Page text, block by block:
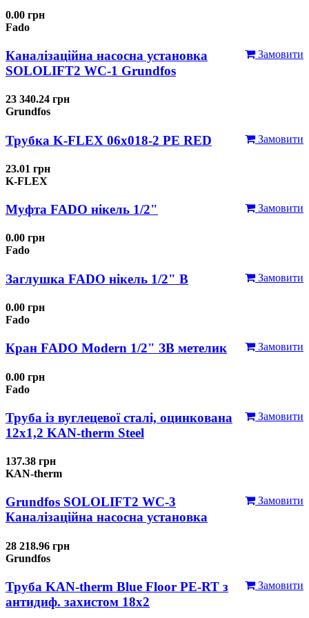
0.00 грн
Fado
Замовити
Каналізаційна насосна установка
SOLOLIFT2 WC-1 Grundfos
23 340.24 грн
Grundfos
Замовити
Трубка K-FLEX 06x018-2 РЕ RED
23.01 грн
K-FLEX
Замовити
Муфта FADO нікель 1/2"
0.00 грн
Fado
Замовити
Заглушка FADO нікель 1/2" В
0.00 грн
Fado
Замовити
Кран FADO Modern 1/2" ЗВ метелик
0.00 грн
Fado
Замовити
Труба із вуглецевої сталі, оцинкована
12x1,2 KAN-therm Steel
137.38 грн
KAN-therm
Замовити
Grundfos SOLOLIFT2 WC-3
Каналізаційна насосна установка
28 218.96 грн
Grundfos
Замовити
Труба KAN-therm Blue Floor PE-RT з
антидиф. захистом 18х2